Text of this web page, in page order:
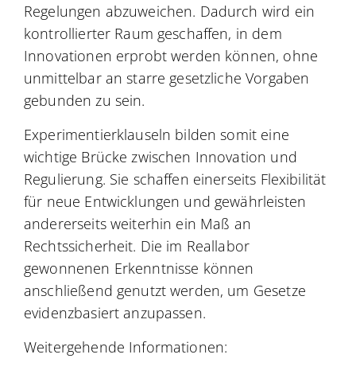
Regelungen abzuweichen. Dadurch wird ein
kontrollierter Raum geschaffen, in dem
Innovationen erprobt werden können, ohne
unmittelbar an starre gesetzliche Vorgaben
gebunden zu sein.
Experimentierklauseln bilden somit eine
wichtige Brücke zwischen Innovation und
Regulierung. Sie schaffen einerseits Flexibilität
für neue Entwicklungen und gewährleisten
andererseits weiterhin ein Maß an
Rechtssicherheit. Die im Reallabor
gewonnenen Erkenntnisse können
anschließend genutzt werden, um Gesetze
evidenzbasiert anzupassen.
Weitergehende Informationen: